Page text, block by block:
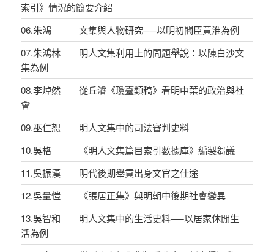
索引》情況的簡要介紹
06.朱鴻 文集與人物研究──以明初閣臣黃淮為例
07.朱鴻林 明人文集利用上的問題舉說：以陳白沙文
集為例
08.李焯然 從丘濬《瓊臺類稿》看明中葉的政治與社
會
09.巫仁恕 明人文集中的司法審判史料
10.吳格 《明人文集篇目索引數據庫》編製芻議
11.吳振漢 明代後期舉貢出身文官之仕途
12.吳量愷 《張居正集》與明朝中後期社會變異
13.吳智和 明人文集中的生活史料──以居家休閒生
活為例